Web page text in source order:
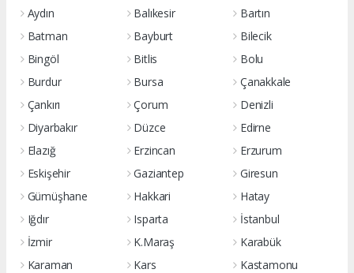
Aydın
Balıkesir
Bartın
Batman
Bayburt
Bilecik
Bingöl
Bitlis
Bolu
Burdur
Bursa
Çanakkale
Çankırı
Çorum
Denizli
Diyarbakır
Düzce
Edirne
Elazığ
Erzincan
Erzurum
Eskişehir
Gaziantep
Giresun
Gümüşhane
Hakkari
Hatay
Iğdır
Isparta
İstanbul
İzmir
K.Maraş
Karabük
Karaman
Kars
Kastamonu